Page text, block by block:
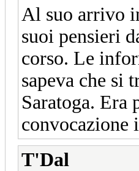
Al suo arrivo
suoi pensieri
corso. Le
sapeva che si
Saratoga. Era
convocazione
T'Dal